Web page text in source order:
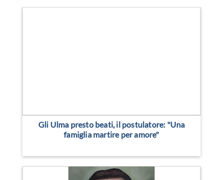
Gli Ulma presto beati, il postulatore: "Una
famiglia martire per amore"